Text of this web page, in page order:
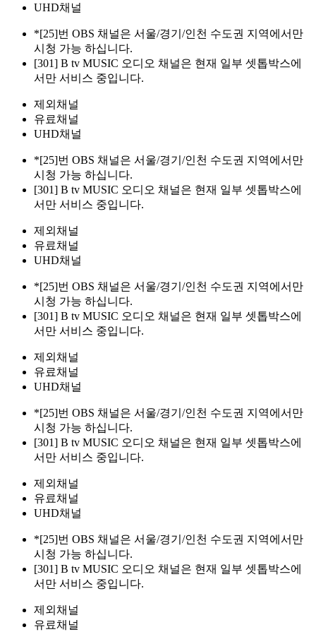
UHD채널
*[25]번 OBS 채널은 서울/경기/인천 수도권 지역에서만
시청 가능 하십니다.
[301] B tv MUSIC 오디오 채널은 현재 일부 셋톱박스에
서만 서비스 중입니다.
제외채널
유료채널
UHD채널
*[25]번 OBS 채널은 서울/경기/인천 수도권 지역에서만
시청 가능 하십니다.
[301] B tv MUSIC 오디오 채널은 현재 일부 셋톱박스에
서만 서비스 중입니다.
제외채널
유료채널
UHD채널
*[25]번 OBS 채널은 서울/경기/인천 수도권 지역에서만
시청 가능 하십니다.
[301] B tv MUSIC 오디오 채널은 현재 일부 셋톱박스에
서만 서비스 중입니다.
제외채널
유료채널
UHD채널
*[25]번 OBS 채널은 서울/경기/인천 수도권 지역에서만
시청 가능 하십니다.
[301] B tv MUSIC 오디오 채널은 현재 일부 셋톱박스에
서만 서비스 중입니다.
제외채널
유료채널
UHD채널
*[25]번 OBS 채널은 서울/경기/인천 수도권 지역에서만
시청 가능 하십니다.
[301] B tv MUSIC 오디오 채널은 현재 일부 셋톱박스에
서만 서비스 중입니다.
제외채널
유료채널